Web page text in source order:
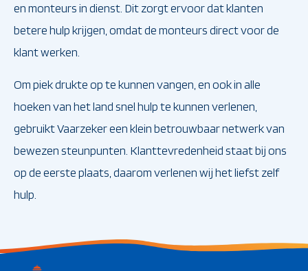
en monteurs in dienst. Dit zorgt ervoor dat klanten
betere hulp krijgen, omdat de monteurs direct voor de
klant werken.
Om piek drukte op te kunnen vangen, en ook in alle
hoeken van het land snel hulp te kunnen verlenen,
gebruikt Vaarzeker een klein betrouwbaar netwerk van
bewezen steunpunten. Klanttevredenheid staat bij ons
op de eerste plaats, daarom verlenen wij het liefst zelf
hulp.